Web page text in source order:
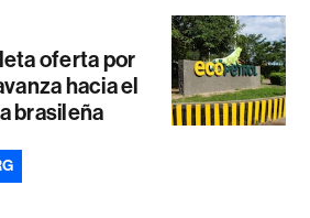
oferta por
hacia el
brasileña